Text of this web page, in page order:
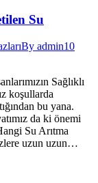
Su
By admin10
Sağlıklı
koşullarda
bu yana.
da ki önemi
Su Arıtma
uzun uzun…